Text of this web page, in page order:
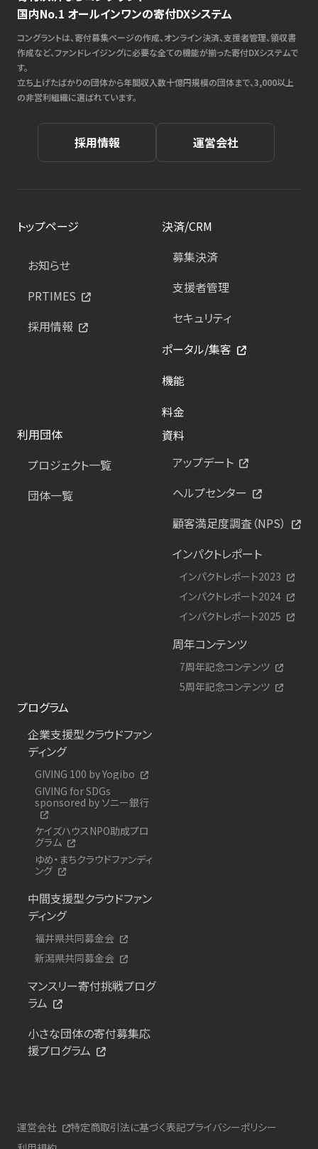
国内No.1 オールインワンの寄付DXシステム
コングラントは、寄付募集ページの作成、オンライン決済、支援者管理、領収書
作成など、ファンドレイジングに必要な全ての機能が揃った寄付DXシステムで
す。
立ち上げたばかりの団体から年間収入数十億円規模の団体まで、3,000以上
の非営利組織に選ばれています。
採用情報 運営会社
トップページ
お知らせ
PRTIMES
採用情報
決済/CRM
募集決済
支援者管理
セキュリティ
ポータル/集客
機能
料金
利用団体
プロジェクト一覧
団体一覧
資料
アップデート
ヘルプセンター
顧客満足度調査（NPS）
インパクトレポート
インパクトレポート2023
インパクトレポート2024
インパクトレポート2025
周年コンテンツ
7周年記念コンテンツ
5周年記念コンテンツ
プログラム
企業支援型クラウドファン
ディング
GIVING 100 by Yogibo
GIVING for SDGs
sponsored by ソニー銀行
ケイズハウスNPO助成プロ
グラム
ゆめ・まちクラウドファンディ
ング
中間支援型クラウドファン
ディング
福井県共同募金会
新潟県共同募金会
マンスリー寄付挑戦プログ
ラム
小さな団体の寄付募集応
援プログラム
運営会社 特定商取引法に基づく表記プライバシーポリシー